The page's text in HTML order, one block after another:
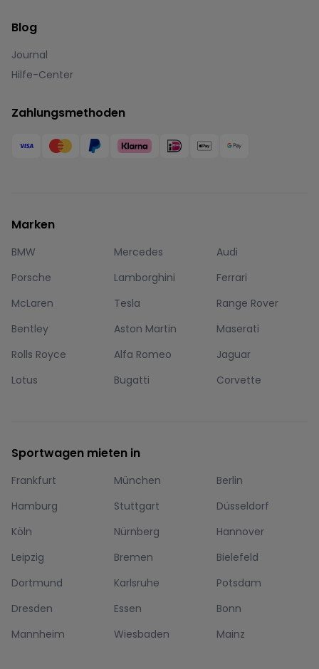
Blog
Journal
Hilfe-Center
Zahlungsmethoden
Marken
BMW Mercedes
Audi
Porsche
Lamborghini
Ferrari
McLaren
Tesla
Range Rover
Bentley
Aston Martin
Maserati
Rolls Royce
Alfa Romeo
Jaguar
Lotus
Bugatti Corvette
Sportwagen mieten in
Frankfurt München
Berlin
Hamburg
Stuttgart
Düsseldorf
Köln
Nürnberg
Hannover
Leipzig
Bremen
Bielefeld
Dortmund
Karlsruhe
Potsdam
Dresden
Essen
Bonn
Mannheim
Wiesbaden Mainz